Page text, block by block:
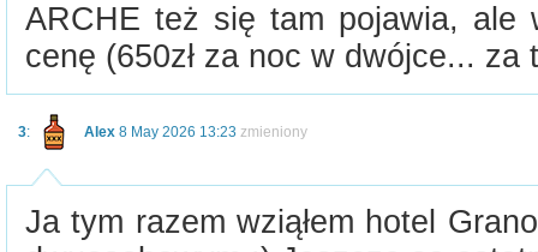
ARCHE też się tam pojawia, ale
cenę (650zł za noc w dwójce... za
3: Alex 8 May 2026 13:23 zmieniony
Ja tym razem wziąłem hotel